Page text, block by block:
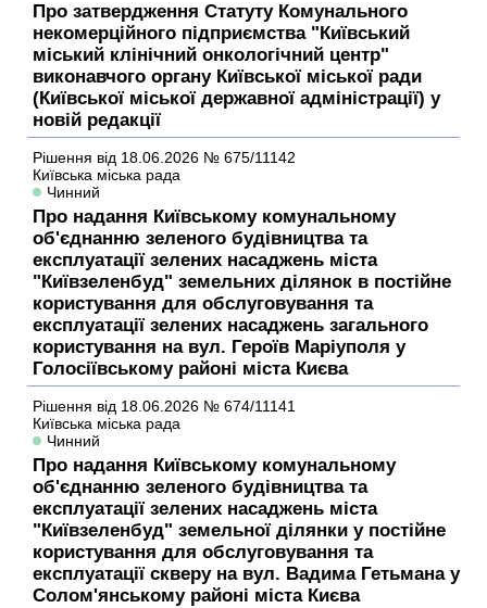
Про затвердження Статуту Комунального
некомерційного підприємства "Київський
міський клінічний онкологічний центр"
виконавчого органу Київської міської ради
(Київської міської державної адміністрації) у
новій редакції
Рішення від 18.06.2026 № 675/11142
Київська міська рада
Чинний
Про надання Київському комунальному
об'єднанню зеленого будівництва та
експлуатації зелених насаджень міста
"Київзеленбуд" земельних ділянок в постійне
користування для обслуговування та
експлуатації зелених насаджень загального
користування на вул. Героїв Маріуполя у
Голосіївському районі міста Києва
Рішення від 18.06.2026 № 674/11141
Київська міська рада
Чинний
Про надання Київському комунальному
об'єднанню зеленого будівництва та
експлуатації зелених насаджень міста
"Київзеленбуд" земельної ділянки у постійне
користування для обслуговування та
експлуатації скверу на вул. Вадима Гетьмана у
Солом'янському районі міста Києва